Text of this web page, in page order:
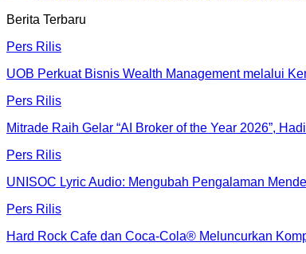
Berita Terbaru
Pers Rilis
UOB Perkuat Bisnis Wealth Management melalui
Pers Rilis
Mitrade Raih Gelar “AI Broker of the Year 2026”,
Pers Rilis
UNISOC Lyric Audio: Mengubah Pengalaman
Pers Rilis
Hard Rock Cafe dan Coca-Cola® Meluncurkan